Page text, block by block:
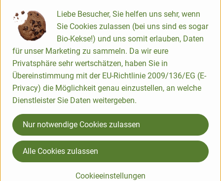
Kaffee zum Kernsortiment. Die Hälfte dieser Produkte wird in
Legau im Allgäu hergestellt oder verarbeitet.
Produkte in bester Bio-Qualität
Produktqualität steht bei Rapunzel an erster Stelle. Das
Qualitätssicherungs-Team nimmt daher eine
Schlüsselposition im Unternehmen ein. Die Kontrollen der
Rohstoffe beginnen bereits auf dem Feld. Bei Wareneingang
werden alle Rohstoffe und Produkte beprobt. Zusätzlich
werden sie durch anerkannte externe Labors unabhängig
analysiert.
Wie schon zu Beginn liegen Rapunzel auch heute die
Liebe Besucher, Sie helfen uns sehr, wenn
Sie Cookies zulassen (bei uns sind es sogar
Bio-Kekse!) und uns somit erlauben, Daten
für unser Marketing zu sammeln. Da wir eure
Privatsphäre sehr wertschätzen, haben Sie in
Übereinstimmung mit der EU-Richtlinie 2009/136/EG (E-
Privacy) die Möglichkeit genau einzustellen, an welche
Dienstleister Sie Daten weitergeben.
Cookieeinstellungen
Nur notwendige Cookies zulassen
Alle Cookies zulassen